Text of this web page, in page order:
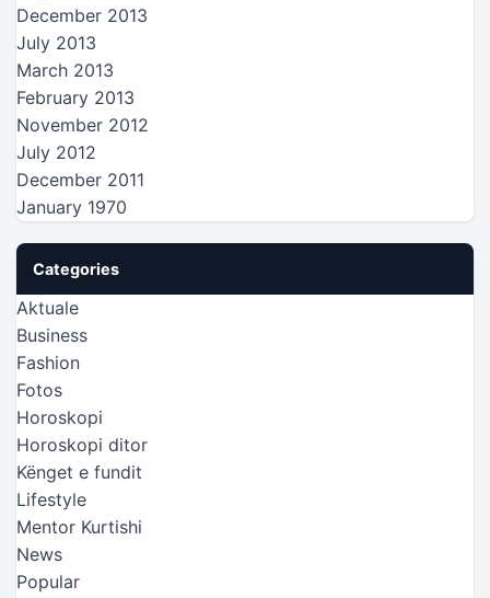
December 2013
July 2013
March 2013
February 2013
November 2012
July 2012
December 2011
January 1970
Categories
Aktuale
Business
Fashion
Fotos
Horoskopi
Horoskopi ditor
Kënget e fundit
Lifestyle
Mentor Kurtishi
News
Popular